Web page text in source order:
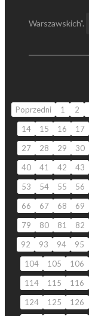
Warszawskich”.
Poprzedni 1 2
14
15 16 17
27
28 29 30
40
41 42 43
53
54 55 56
66
67 68 69
79
80 81 82
92
93 94 95
104
105 106
114
115 116
124
125 126